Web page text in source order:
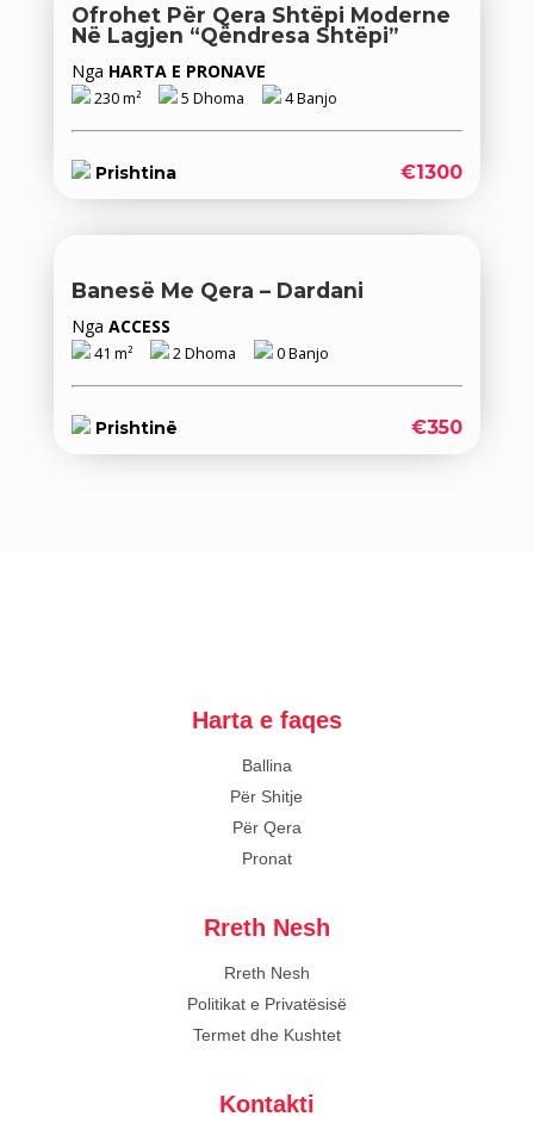
Ofrohet Për Qera Shtëpi Moderne
Në Lagjen “Qëndresa Shtëpi”
Nga HARTA E PRONAVE
230 m² 5 Dhoma 4 Banjo
Prishtina €1300
Banesë Me Qera – Dardani
Nga ACCESS
41 m² 2 Dhoma 0 Banjo
Prishtinë €350
Harta e faqes
Ballina
Për Shitje
Për Qera
Pronat
Rreth Nesh
Rreth Nesh
Politikat e Privatësisë
Termet dhe Kushtet
Kontakti